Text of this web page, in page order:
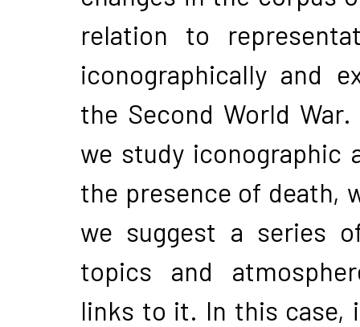
relation to
iconographically and
the Second World
we study iconographic
the presence of death,
we suggest a series
topics and
links to it. In this case,